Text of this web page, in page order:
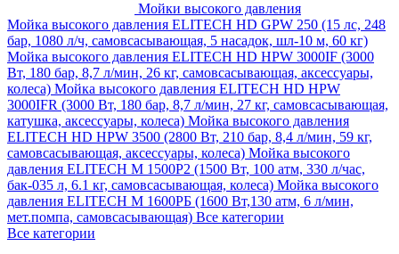
Мойки высокого давления
Мойка высокого давления ELITECH HD GPW 250 (15 лс, 248
бар, 1080 л/ч, самовсасывающая, 5 насадок, шл-10 м, 60 кг)
Мойка высокого давления ELITECH HD HPW 3000IF (3000
Вт, 180 бар, 8,7 л/мин, 26 кг, самовсасывающая, аксессуары,
колеса) Мойка высокого давления ELITECH HD HPW
3000IFR (3000 Вт, 180 бар, 8,7 л/мин, 27 кг, самовсасывающая,
катушка, аксессуары, колеса) Мойка высокого давления
ELITECH HD HPW 3500 (2800 Вт, 210 бар, 8,4 л/мин, 59 кг,
самовсасывающая, аксессуары, колеса) Мойка высокого
давления ELITECH M 1500P2 (1500 Вт, 100 атм, 330 л/час,
бак-035 л, 6.1 кг, самовсасывающая, колеса) Мойка высокого
давления ELITECH М 1600РБ (1600 Вт,130 атм, 6 л/мин,
мет.помпа, самовсасывающая) Все категории
Все категории